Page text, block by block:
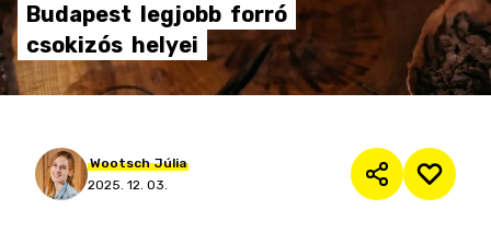
Budapest legjobb forró
csokizós helyei
Wootsch Júlia
2025. 12. 03.